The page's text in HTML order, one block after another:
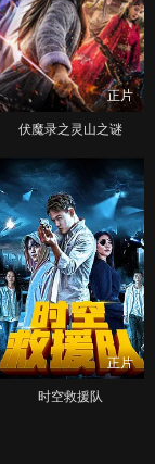
正片
伏魔录之灵山之谜
正片
时空救援队